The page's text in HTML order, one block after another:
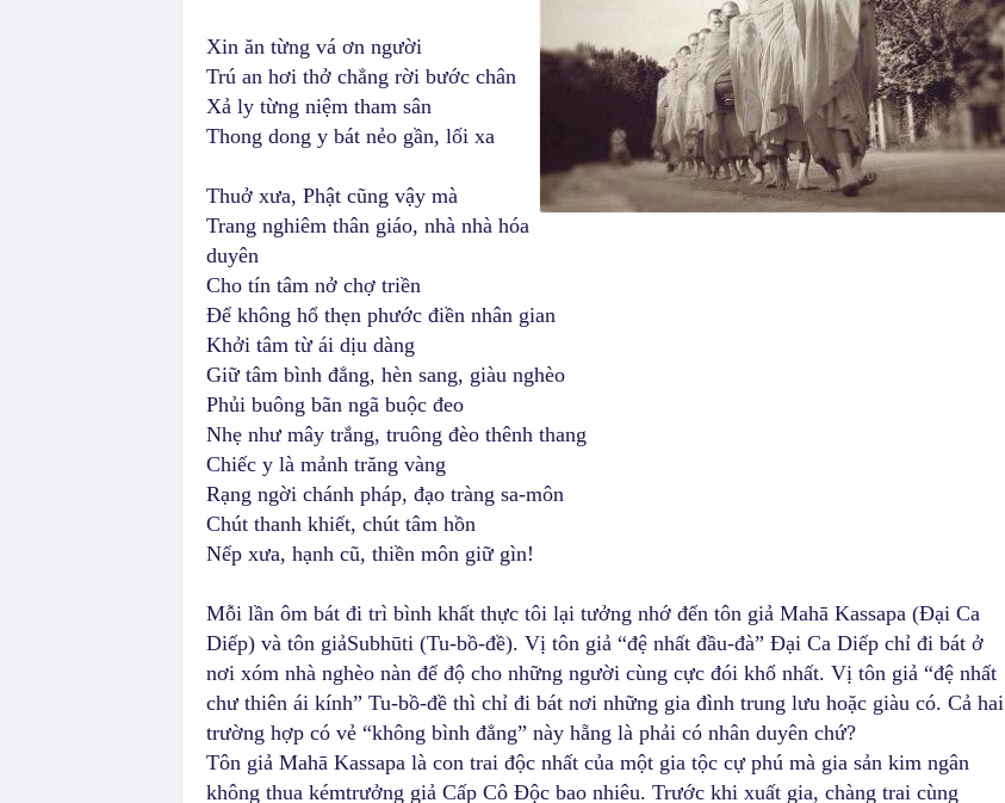
Xin ăn từng vá ơn người
Trú an hơi thở chẳng rời bước chân
Xả ly từng niệm tham sân
Thong dong y bát nẻo gần, lối xa
Thuở xưa, Phật cũng vậy mà
Trang nghiêm thân giáo, nhà nhà hóa
duyên
Cho tín tâm nở chợ triền
Để không hổ thẹn phước điền nhân gian
Khởi tâm từ ái dịu dàng
Giữ tâm bình đẳng, hèn sang, giàu nghèo
Phủi buông bãn ngã buộc đeo
Nhẹ như mây trắng, truông đèo thênh thang
Chiếc y là mảnh trăng vàng
Rạng ngời chánh pháp, đạo tràng sa-môn
Chút thanh khiết, chút tâm hồn
Nếp xưa, hạnh cũ, thiền môn giữ gìn!
Mỗi lần ôm bát đi trì bình khất thực tôi lại tưởng nhớ đến tôn giả Mahā Kassapa (Đại Ca
Diếp) và tôn giảSubhūti (Tu-bồ-đề). Vị tôn giả “đệ nhất đầu-đà” Đại Ca Diếp chỉ đi bát ở
nơi xóm nhà nghèo nàn để độ cho những người cùng cực đói khổ nhất. Vị tôn giả “đệ nhất
chư thiên ái kính” Tu-bồ-đề thì chỉ đi bát nơi những gia đình trung lưu hoặc giàu có. Cả hai
trường hợp có vẻ “không bình đẳng” này hẵng là phải có nhân duyên chứ?
Tôn giả Mahā Kassapa là con trai độc nhất của một gia tộc cự phú mà gia sản kim ngân
không thua kémtrưởng giả Cấp Cô Độc bao nhiêu. Trước khi xuất gia, chàng trai cùng